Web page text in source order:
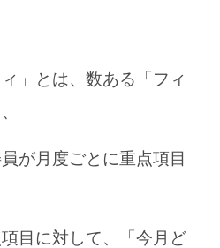
」とは、数ある「フィ
が月度ごとに重点項目
目に対して、「今月ど